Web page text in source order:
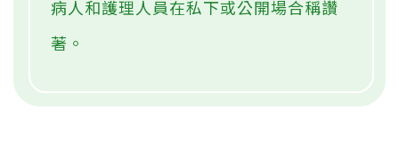
病人和護理人員在私下或公開場合稱讚
著。